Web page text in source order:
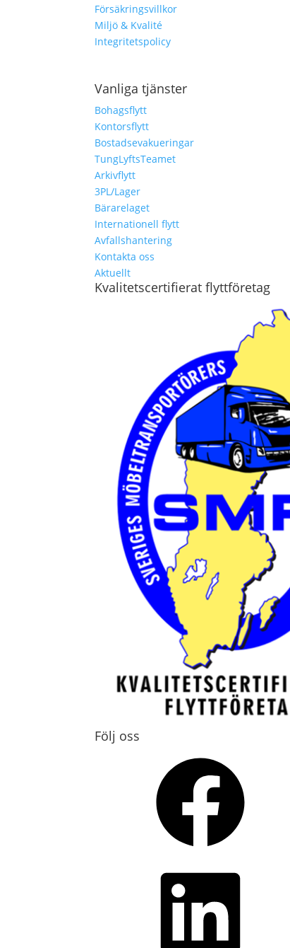
Försäkringsvillkor
Miljö & Kvalité
Integritetspolicy
Vanliga tjänster
Bohagsflytt
Kontorsflytt
Bostadsevakueringar
TungLyftsTeamet
Arkivflytt
3PL/Lager
Bärarelaget
Internationell flytt
Avfallshantering
Kontakta oss
Aktuellt
Kvalitetscertifierat flyttföretag
Följ oss